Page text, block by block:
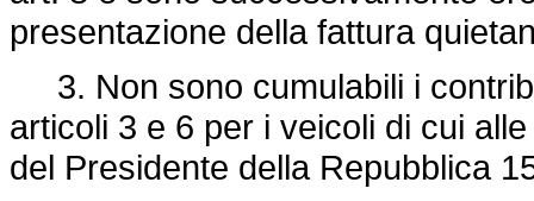
presentazione della fattura
3. Non sono cumulabili i
articoli 3 e 6 per i veicoli di cui
del Presidente della Repubblica